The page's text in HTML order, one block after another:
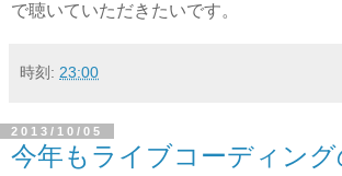
で聴いていただきたいです。
時刻: 23:00
2013/10/05
今年もライブコーディング